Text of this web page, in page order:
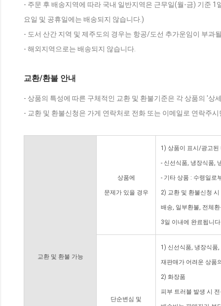
- 주문 후 배송지역에 따라 국내 일반지역은 근무일(월-금) 기준
요일 및 공휴일에는 배송되지 않습니다.)
- 도서 산간 지역 및 제주도의 경우는 항공/도선 추가운임이 부과
- 해외지역으로는 배송되지 않습니다.
교환/환불 안내
- 상품의 특성에 따른 구체적인 교환 및 환불기준은 각 상품의 '상
- 교환 및 환불신청은 가게 연락처로 전화 또는 이메일로 연락주
교환 및 환불 가능
상품에
문제가 있을 경우
1) 상품이 표시/광고된
- 신선식품, 냉장식품,
- 기타 상품 : 수령일로
2) 교환 및 환불신청
배송, 일부환불, 전체
3일 이내에 완료됩니
단순변심 및
1) 신선식품, 냉장식품
재판매가 어려운 상품
2) 화장품
피부 트러블 발생 시